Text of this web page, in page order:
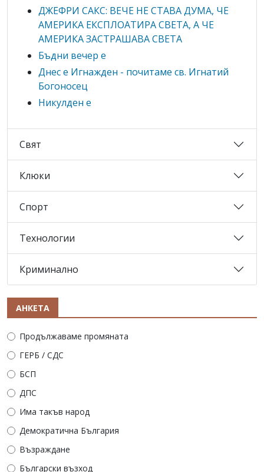
ДЖЕФРИ САКС: ВЕЧЕ НЕ СТАВА ДУМА, ЧЕ
АМЕРИКА ЕКСПЛОАТИРА СВЕТА, А ЧЕ
АМЕРИКА ЗАСТРАШАВА СВЕТА
Бъдни вечер е
Днес е Игнажден - почитаме св. Игнатий
Богоносец
Никулден е
Свят
Клюки
Спорт
Технологии
Криминално
АНКЕТА
Продължаваме промяната
ГЕРБ / СДС
БСП
ДПС
Има такъв народ
Демократична България
Възраждане
Български възход